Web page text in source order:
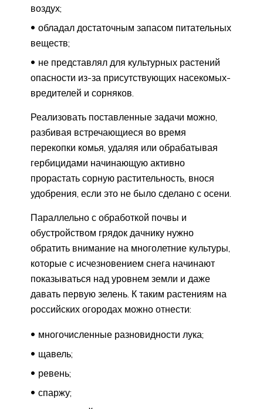
воздух;
обладал достаточным запасом питательных
веществ;
не представлял для культурных растений
опасности из-за присутствующих насекомых-
вредителей и сорняков.
Реализовать поставленные задачи можно,
разбивая встречающиеся во время
перекопки комья, удаляя или обрабатывая
гербицидами начинающую активно
прорастать сорную растительность, внося
удобрения, если это не было сделано с осени.
Параллельно с обработкой почвы и
обустройством грядок дачнику нужно
обратить внимание на многолетние культуры,
которые с исчезновением снега начинают
показываться над уровнем земли и даже
давать первую зелень. К таким растениям на
российских огородах можно отнести:
многочисленные разновидности лука;
щавель;
ревень;
спаржу;